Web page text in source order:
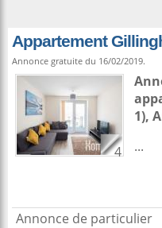
Appartement
Annonce gratuite du 16/02/2019.
4
1),
...
Annonce de particulier